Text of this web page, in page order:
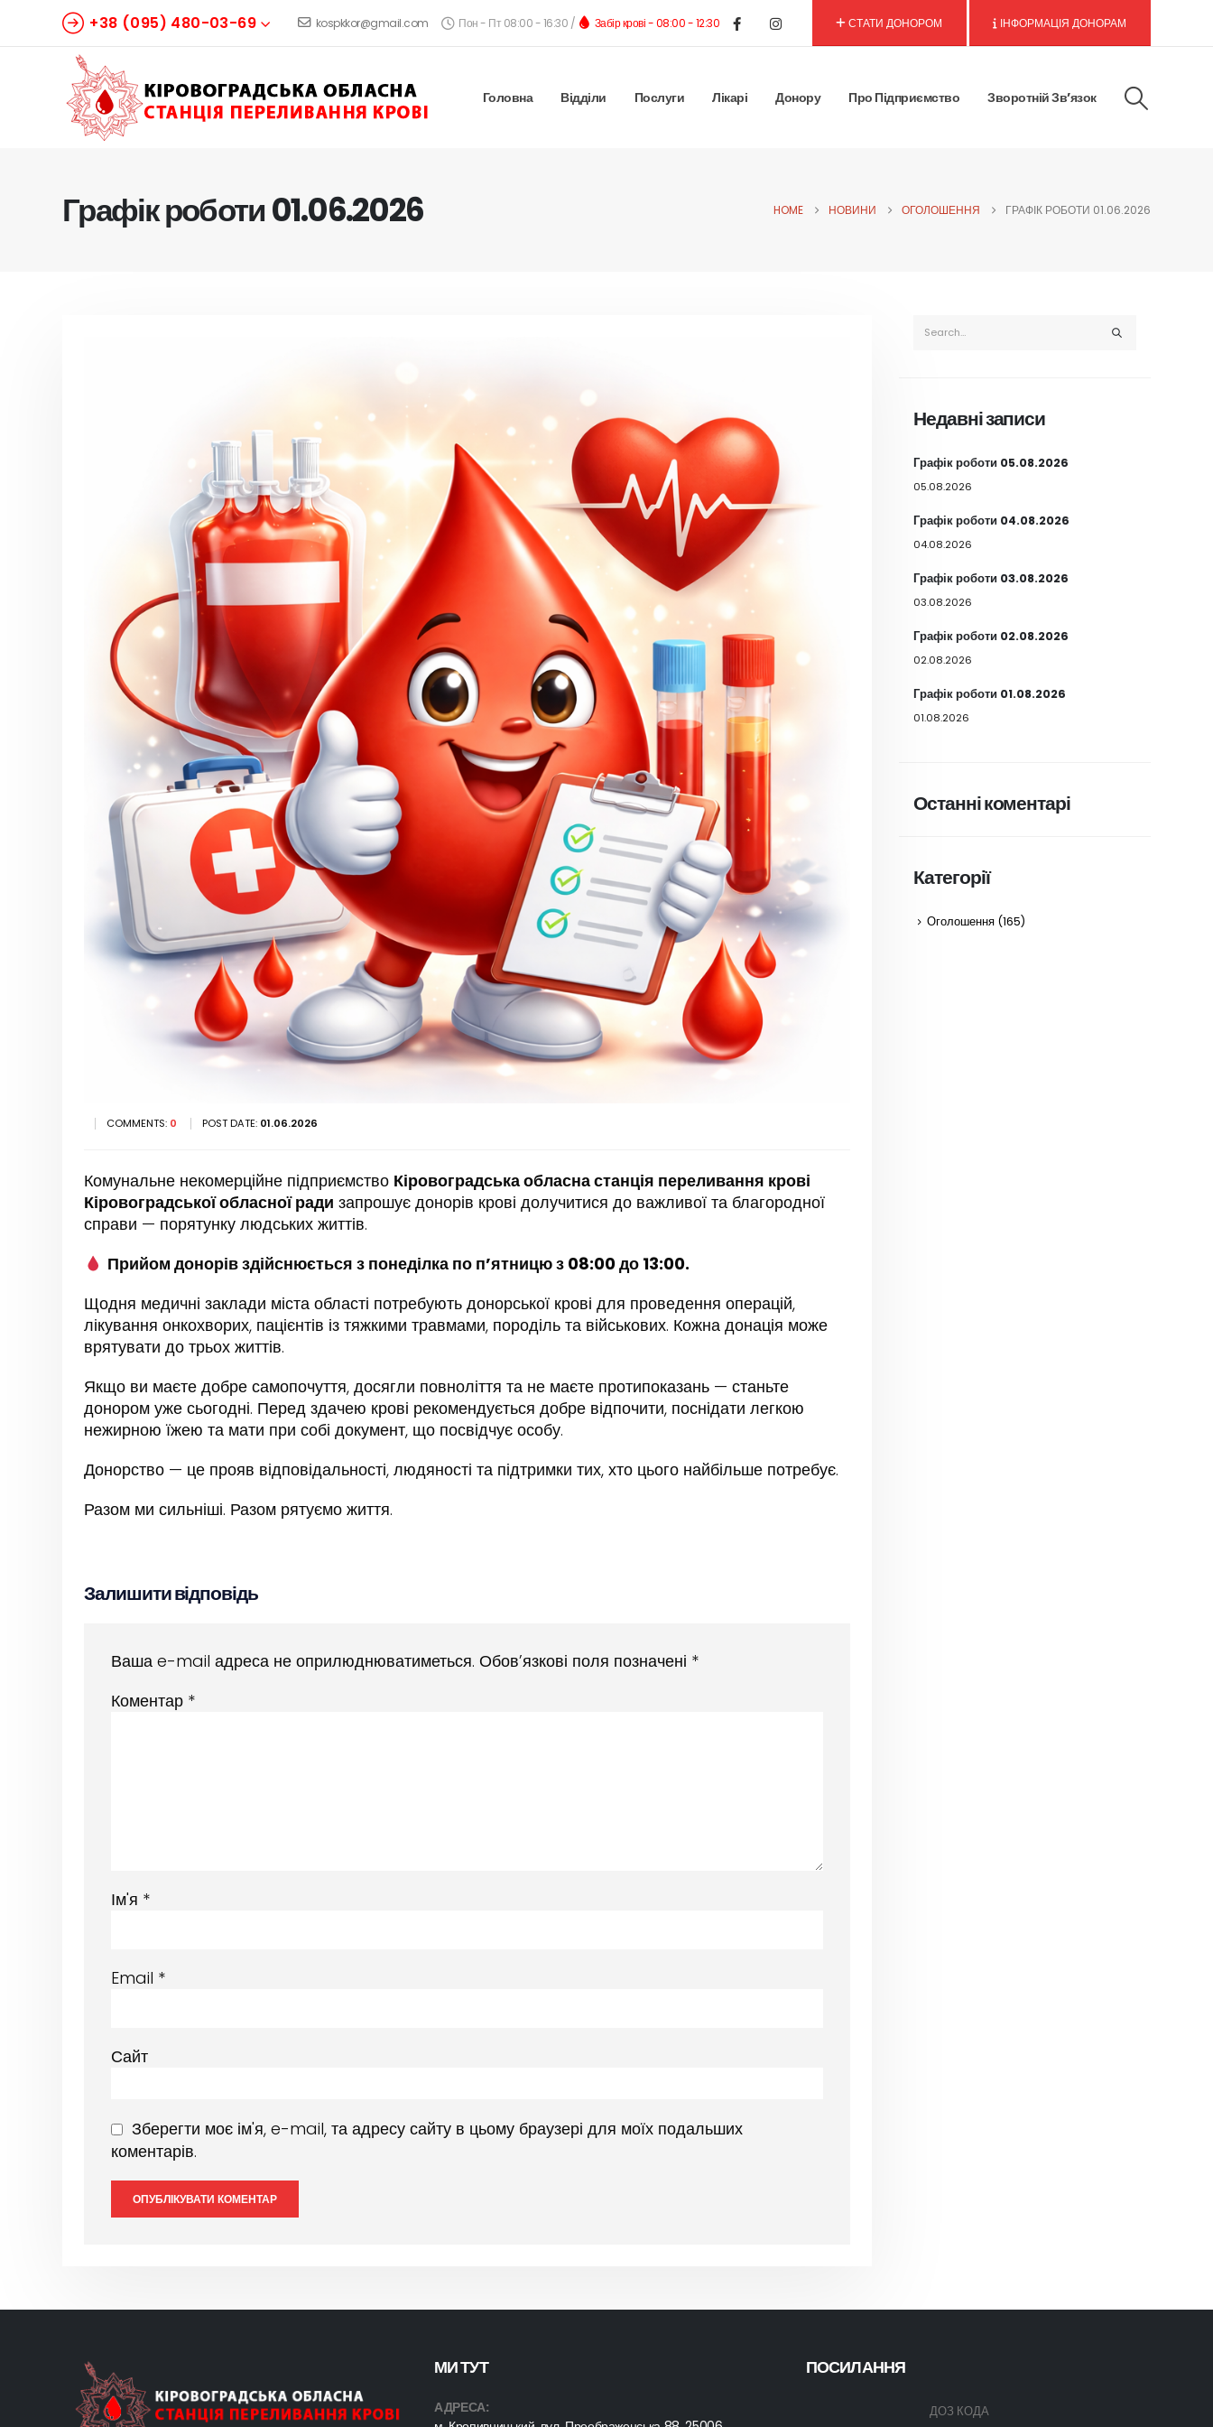
+38 (095) 480-03-69 kospkkor@gmail.com Пон - Пт 08:00 - 16:30 / Забір крові - 08:00 - 12:30 СТАТИ ДОНОРОМ ІНФОРМАЦІЯ ДОНОРАМ
Головна Відділи Послуги Лікарі Донору Про Підприємство Зворотній Зв’язок
Графік роботи 01.06.2026 HOME НОВИНИ ОГОЛОШЕННЯ ГРАФІК РОБОТИ 01.06.2026
COMMENTS: 0 POST DATE: 01.06.2026
Комунальне некомерційне підприємство Кіровоградська обласна станція переливання крові
Кіровоградської обласної ради запрошує донорів крові долучитися до важливої та благородної
справи — порятунку людських життів.
Прийом донорів здійснюється з понеділка по п’ятницю з 08:00 до 13:00.
Щодня медичні заклади міста області потребують донорської крові для проведення операцій,
лікування онкохворих, пацієнтів із тяжкими травмами, породіль та військових. Кожна донація може
врятувати до трьох життів.
Якщо ви маєте добре самопочуття, досягли повноліття та не маєте протипоказань — станьте
донором уже сьогодні. Перед здачею крові рекомендується добре відпочити, поснідати легкою
нежирною їжею та мати при собі документ, що посвідчує особу.
Донорство — це прояв відповідальності, людяності та підтримки тих, хто цього найбільше потребує.
Разом ми сильніші. Разом рятуємо життя.
Залишити відповідь
Ваша e-mail адреса не оприлюднюватиметься. Обов’язкові поля позначені *
Коментар *
Ім'я *
Email *
Сайт
Зберегти моє ім'я, e-mail, та адресу сайту в цьому браузері для моїх подальших
коментарів.
Недавні записи
Графік роботи 05.08.2026
05.08.2026
Графік роботи 04.08.2026
04.08.2026
Графік роботи 03.08.2026
03.08.2026
Графік роботи 02.08.2026
02.08.2026
Графік роботи 01.08.2026
01.08.2026
Останні коментарі
Категорії
Оголошення (165)
МИ ТУТ
АДРЕСА:
ПОСИЛАННЯ
ДОЗ КОДА